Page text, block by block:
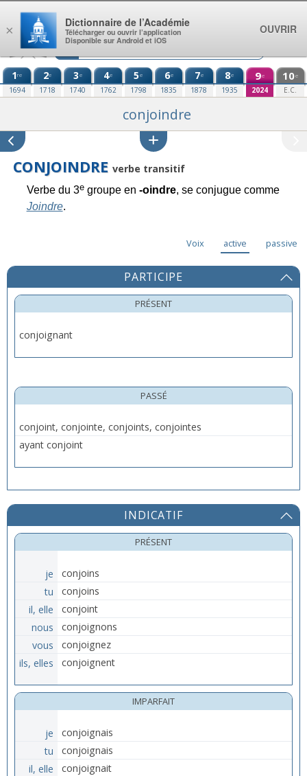
Aller au contenu
1re
1694
2e
1718
3e
1740
4e
1762
5e
1798
6e
1835
7e
1878
8e
1935
9e
2024
10e
E.C.
conjoindre
CONJOINDRE verbe transitif
Verbe du 3egroupe en -oindre, se conjugue comme
Joindre.
Voix active passive
PARTICIPE
PRÉSENT
conjoignant
PASSÉ
conjoint, conjointe, conjoints, conjointes
ayant conjoint
INDICATIF
PRÉSENT
je
conjoins
tu
conjoins
il, elle
conjoint
nous
conjoignons
vous
conjoignez
ils, elles
conjoignent
IMPARFAIT
je
conjoignais
tu
conjoignais
il, elle
conjoignait
×
Dictionnaire de l’Académie
Télécharger ou ouvrir l’application
Disponible sur Android et iOS
OUVRIR